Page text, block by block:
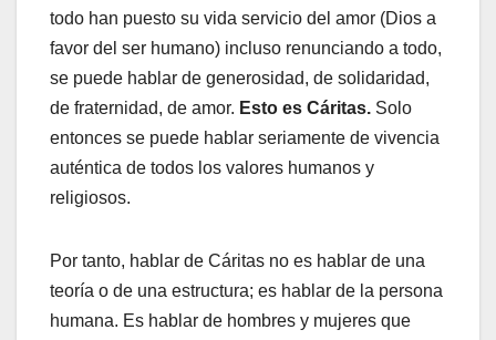
todo han puesto su vida servicio del amor (Dios a
favor del ser humano) incluso renunciando a todo,
se puede hablar de generosidad, de solidaridad,
de fraternidad, de amor. Esto es Cáritas. Solo
entonces se puede hablar seriamente de vivencia
auténtica de todos los valores humanos y
religiosos.
Por tanto, hablar de Cáritas no es hablar de una
teoría o de una estructura; es hablar de la persona
humana. Es hablar de hombres y mujeres que